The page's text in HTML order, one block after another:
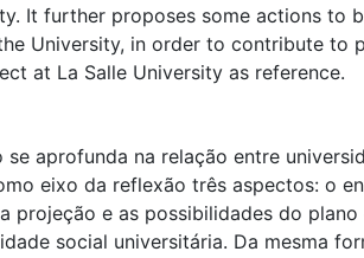
It further proposes some actions to
University, in order to contribute to
at La Salle University as reference.
se aprofunda na relação entre
eixo da reflexão três aspectos: o
projeção e as possibilidades do plano
social universitária. Da mesma